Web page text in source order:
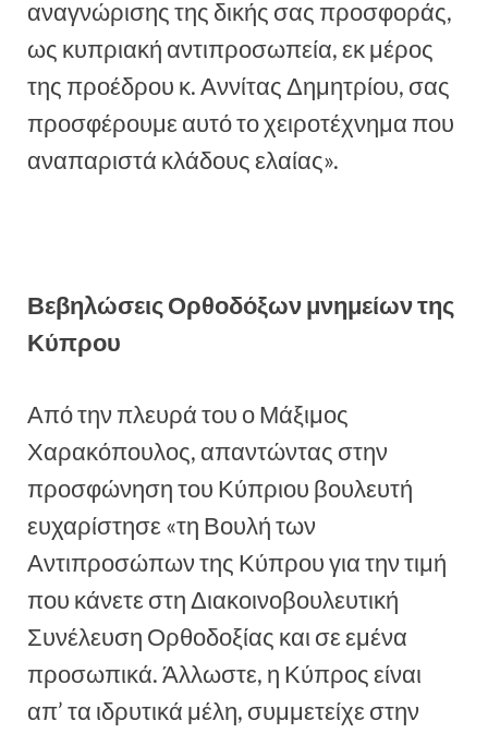
αναγνώρισης της δικής σας προσφοράς,
ως κυπριακή αντιπροσωπεία, εκ μέρος
της προέδρου κ. Αννίτας Δημητρίου, σας
προσφέρουμε αυτό το χειροτέχνημα που
αναπαριστά κλάδους ελαίας».
Βεβηλώσεις Ορθοδόξων μνημείων της
Κύπρου
Από την πλευρά του ο Μάξιμος
Χαρακόπουλος, απαντώντας στην
προσφώνηση του Κύπριου βουλευτή
ευχαρίστησε «τη Βουλή των
Αντιπροσώπων της Κύπρου για την τιμή
που κάνετε στη Διακοινοβουλευτική
Συνέλευση Ορθοδοξίας και σε εμένα
προσωπικά. Άλλωστε, η Κύπρος είναι
απ’ τα ιδρυτικά μέλη, συμμετείχε στην